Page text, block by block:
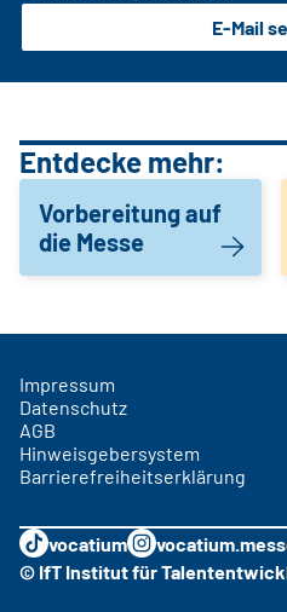
E-Mail
Entdecke mehr:
Vorbereitung auf
die Messe
Impressum
Datenschutz
AGB
Hinweisgebersystem
Barrierefreiheitserklärung
vocatium
© IfT Institut für